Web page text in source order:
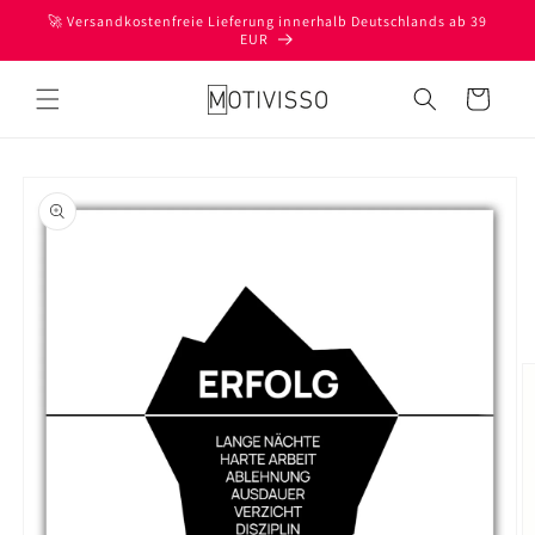
zum
🚀 Versandkostenfreie Lieferung innerhalb Deutschlands ab 39
EUR
Warenkorb